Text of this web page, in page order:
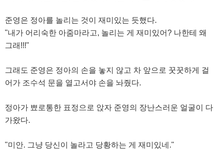
준영은 정아를 놀리는 것이 재미있는 듯했다.
"내가 어리숙한 아줌마라고, 놀리는 게 재미있어? 나한테 왜
그래!!!"
그래도 준영은 정아의 손을 놓지 않고 차 앞으로 꿋꿋하게 걸
어가 조수석 문을 열고서야 손을 놔줬다.
정아가 뾰로통한 표정으로 앉자 준영의 장난스러운 얼굴이 다
가왔다.
"미안. 그냥 당신이 놀라고 당황하는 게 재미있네."